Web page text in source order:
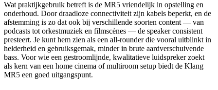
Wat praktijkgebruik betreft is de MR5 vriendelijk in opstelling en
onderhoud. Door draadloze connectiviteit zijn kabels beperkt, en de
afstemming is zo dat ook bij verschillende soorten content — van
podcasts tot orkestmuziek en filmscènes — de speaker consistent
presteert. Je kunt hem zien als een all-rounder die vooral uitblinkt in
helderheid en gebruiksgemak, minder in brute aardverschuivende
bass. Voor wie een gestroomlijnde, kwalitatieve luidspreker zoekt
als kern van een home cinema of multiroom setup biedt de Klang
MR5 een goed uitgangspunt.